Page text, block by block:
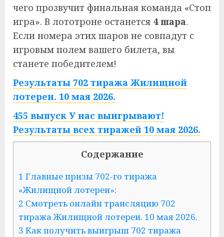
чего прозвучит финальная команда «Стоп
игра». В лототроне останется 4 шара.
Если номера этих шаров не совпадут с
игровым полем вашего билета, вы
станете победителем!
Результаты 702 тиража Жилищной
лотереи. 10 мая 2026.
455 выпуск У нас выигрывают!
Результаты всех тиражей 10 мая 2026.
Содержание
1 Главные призы 702-го тиража
«Жилищной лотереи»:
2 Смотреть онлайн трансляцию 702
тиража Жилищной лотереи. 10 мая 2026.
3 Как получить выигрыш 702 тиража